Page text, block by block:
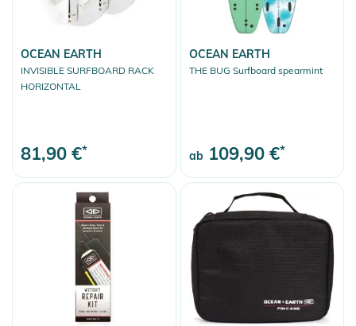
OCEAN EARTH
INVISIBLE SURFBOARD RACK
HORIZONTAL
81,90 €*
OCEAN EARTH
THE BUG Surfboard spearmint
ab 109,90 €*